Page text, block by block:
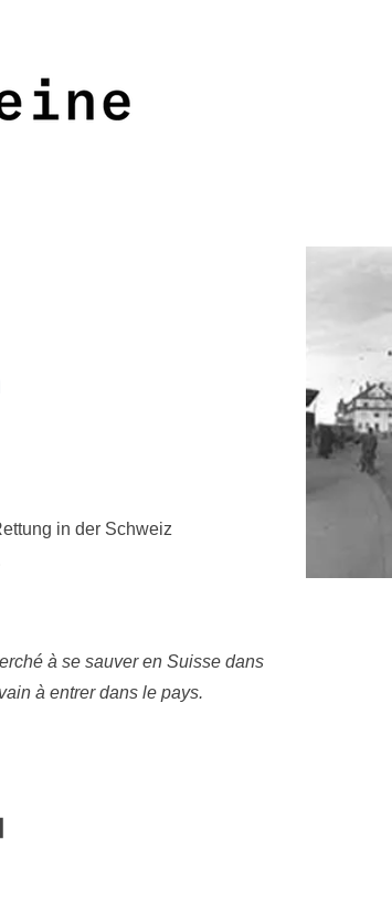
in der Schweiz
à se sauver en Suisse dans
à entrer dans le pays.